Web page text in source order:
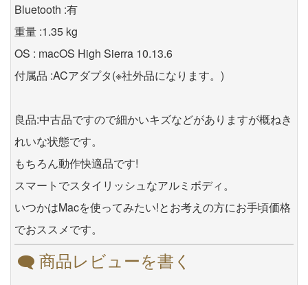
Bluetooth :有
重量 :1.35 kg
OS : macOS High Sierra 10.13.6
付属品 :ACアダプタ(※社外品になります。)
良品:中古品ですので細かいキズなどがありますが概ねき
れいな状態です。
もちろん動作快適品です!
スマートでスタイリッシュなアルミボディ。
いつかはMacを使ってみたい!とお考えの方にお手頃価格
でおススメです。
商品レビューを書く